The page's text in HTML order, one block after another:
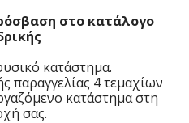
στο κατάλογο
κατάστημα.
παραγγελίας 4 τεμαχίων
κατάστημα στη
σας.